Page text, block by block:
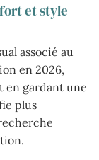
et style
associé au
en 2026,
en gardant une
plus